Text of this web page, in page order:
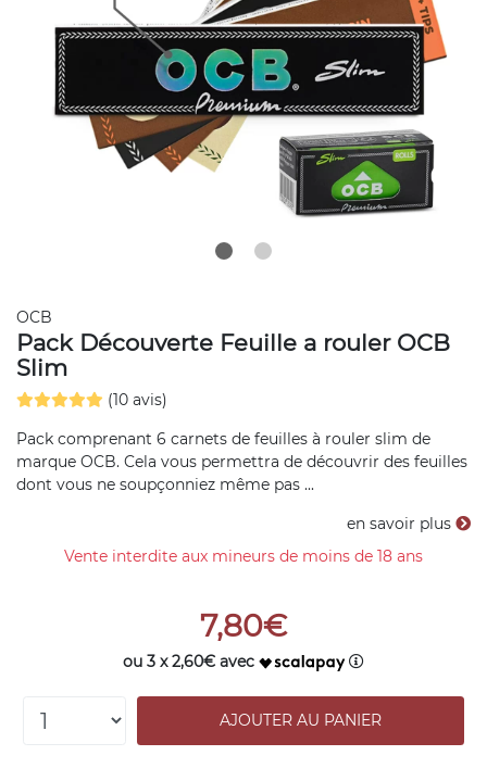
OCB
Pack Découverte Feuille a rouler OCB
Slim
(10 avis)
Pack comprenant 6 carnets de feuilles à rouler slim de
marque OCB. Cela vous permettra de découvrir des feuilles
dont vous ne soupçonniez même pas ...
en savoir plus
Vente interdite aux mineurs de moins de 18 ans
7,80€
ou 3 x 2,60€ avec